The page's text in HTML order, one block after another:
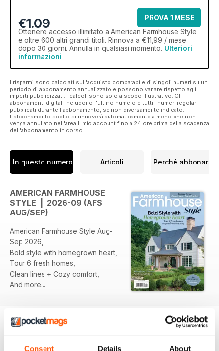
Consent Details About
€1.09
PROVA 1 MESE
Ottenere accesso illimitato a American Farmhouse Style
e oltre 600 altri grandi titoli. Rinnova a €11,99 / mese
dopo 30 giorni. Annulla in qualsiasi momento. Ulteriori
informazioni
I risparmi sono calcolati sull'acquisto comparabile di singoli numeri su un
periodo di abbonamento annualizzato e possono variare rispetto agli
importi pubblicizzati. I calcoli sono solo a scopo illustrativo. Gli
abbonamenti digitali includono l'ultimo numero e tutti i numeri regolari
pubblicati durante l'abbonamento, se non diversamente indicato.
L'abbonamento scelto si rinnoverà automaticamente a meno che non
venga annullato nell'area Il mio account fino a 24 ore prima della scadenza
dell'abbonamento in corso.
In questo numero Articoli Perché abbonarsi
AMERICAN FARMHOUSE
STYLE | 2026-09 (AFS
AUG/SEP)
American Farmhouse Style Aug-
Sep 2026,
Bold style with homegrown heart,
Tour 6 fresh homes,
Clean lines + Cozy comfort,
And more...
EDIZIONI INDIETRO Visualizza tutti